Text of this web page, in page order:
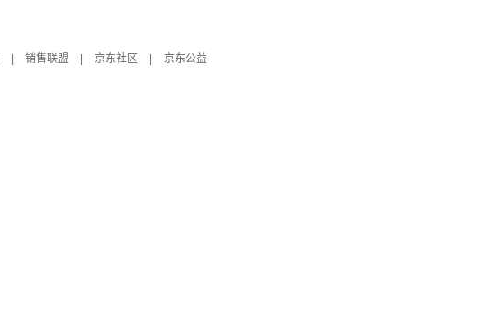
销售联盟 京东社区
京东公益